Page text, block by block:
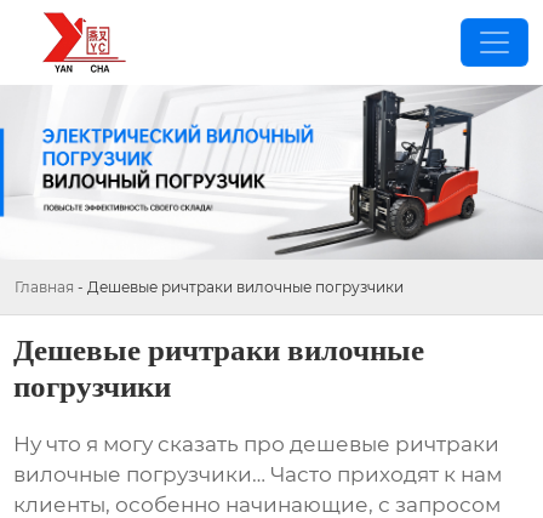
Главная - Дешевые ричтраки вилочные погрузчики
Дешевые ричтраки вилочные
погрузчики
Ну что я могу сказать про дешевые ричтраки
вилочные погрузчики… Часто приходят к нам
клиенты, особенно начинающие, с запросом